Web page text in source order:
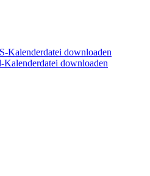
Kalenderdatei downloaden
Kalenderdatei downloaden